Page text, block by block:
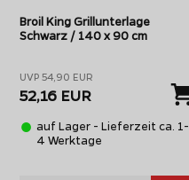
Broil King Grillunterlage
Schwarz / 140 x 90 cm
UVP 54,90 EUR
52,16 EUR
auf Lager - Lieferzeit ca. 1-
4 Werktage